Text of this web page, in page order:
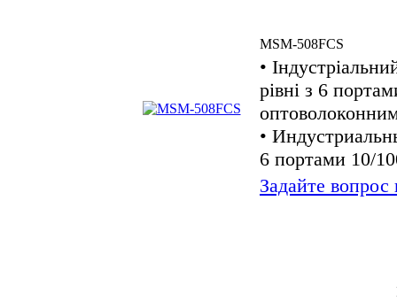
MSM-508FCS
•
рівні з 6
•
6 портами 10/
Задайте